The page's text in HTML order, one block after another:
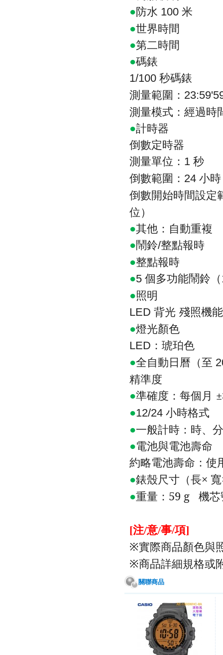
●防水 100 米
●世界時間
●第二時間
●碼錶
1/100 秒碼錶
測量範圍：
測量模式：經過時
●計時器
倒數定時器
測量單位： 1 秒
倒數範圍： 24 小時
倒數開始時間設定
位）
●其他：自動重複
●鬧鈴/整點報時
●整點報時
●5 個多功能鬧鈴（
●照明
LED 背光 殘照機能
●燈光顏色
LED ：琥珀色
●全自動日曆（至
精準度
●準確度：每個月 ±
●12/24 小時格式
●一般計時：時、
●電池與電池壽命
約略電池壽命：使
●錶殼尺寸（長×
●重量： 59 g 機
[注/意/事/項]
※實際商品顏色與
※商品詳細規格或
關聯商品